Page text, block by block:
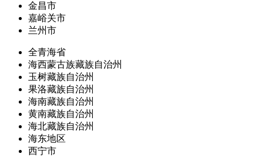
金昌市
嘉峪关市
兰州市
全青海省
海西蒙古族藏族自治州
玉树藏族自治州
果洛藏族自治州
海南藏族自治州
黄南藏族自治州
海北藏族自治州
海东地区
西宁市